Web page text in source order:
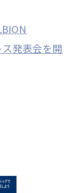
発表会を開